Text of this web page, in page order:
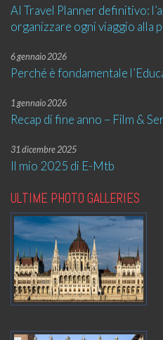
AI Travel Planner definitivo:
organizzare ogni viaggio alla
6 gennaio 2026
Perché è fondamentale
1 gennaio 2026
Recap di fine anno – Film &
31 dicembre 2025
Il mio 2025 di E-Mtb
ULTIME PHOTO GALLERIES